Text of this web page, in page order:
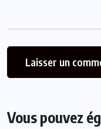
Vous pouvez